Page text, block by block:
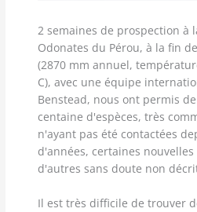
2 semaines de prospection à
Odonates du Pérou, à la fin
(2870 mm annuel,
C), avec une équipe
Benstead, nous ont permis
centaine d'espèces, très
n'ayant pas été contactées
d'années, certaines
d'autres sans doute non
Il est très difficile de trouver